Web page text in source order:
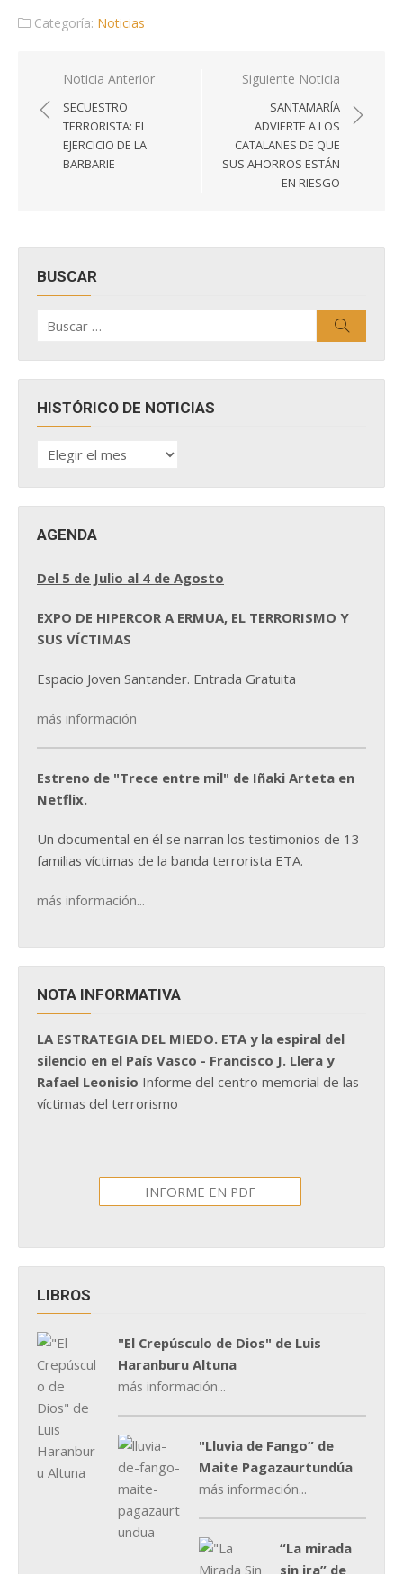
Categoría: Noticias
Navegación
de
entradas
Noticia Anterior
SECUESTRO
TERRORISTA: EL
EJERCICIO DE LA
BARBARIE
Siguiente Noticia
SANTAMARÍA
ADVIERTE A LOS
CATALANES DE QUE
SUS AHORROS ESTÁN
EN RIESGO
BUSCAR
por:
HISTÓRICO DE NOTICIAS
HISTÓRICO
DE
AGENDA
Del 5 de Julio al 4 de Agosto
EXPO DE HIPERCOR A ERMUA, EL TERRORISMO Y
SUS VÍCTIMAS
Espacio Joven Santander. Entrada Gratuita
más información
Estreno de "Trece entre mil" de Iñaki Arteta en
Netflix.
Un documental en él se narran los testimonios de 13
familias víctimas de la banda terrorista ETA.
más información...
NOTA INFORMATIVA
LA ESTRATEGIA DEL MIEDO. ETA y la espiral del
silencio en el País Vasco - Francisco J. Llera y
Rafael Leonisio Informe del centro memorial de las
víctimas del terrorismo
INFORME EN PDF
LIBROS
"El Crepúsculo de Dios" de Luis
Haranburu Altuna
más información...
"Lluvia de Fango” de
Maite Pagazaurtundúa
más información...
“La mirada
sin ira” de